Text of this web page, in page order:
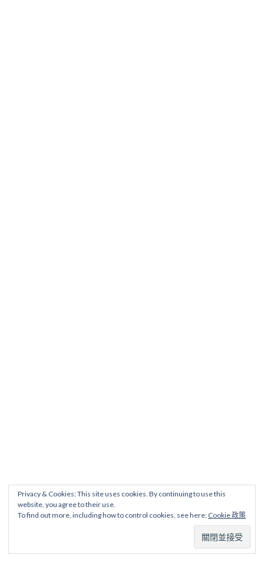
Privacy & Cookies: This site uses cookies. By continuing to use this
website, you agree to their use.
To find out more, including how to control cookies, see here: Cookie 政策